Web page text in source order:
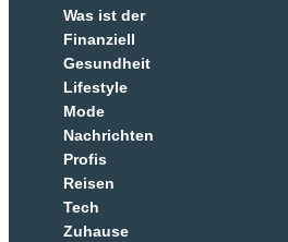
Was ist der
Finanziell
Gesundheit
Lifestyle
Mode
Nachrichten
Profis
Reisen
Tech
Zuhause